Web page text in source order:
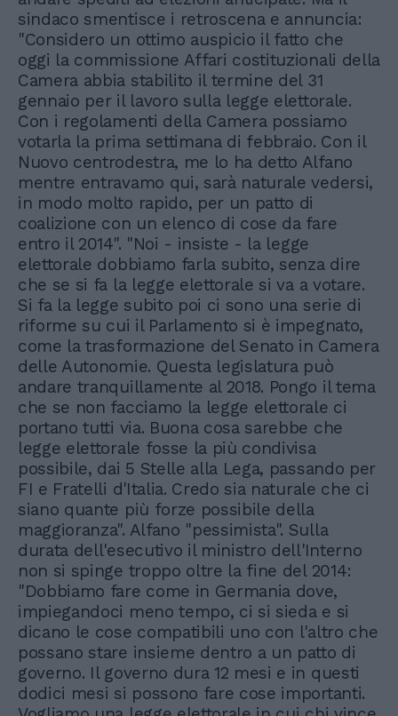
sindaco smentisce i retroscena e annuncia:
"Considero un ottimo auspicio il fatto che
oggi la commissione Affari costituzionali della
Camera abbia stabilito il termine del 31
gennaio per il lavoro sulla legge elettorale.
Con i regolamenti della Camera possiamo
votarla la prima settimana di febbraio. Con il
Nuovo centrodestra, me lo ha detto Alfano
mentre entravamo qui, sarà naturale vedersi,
in modo molto rapido, per un patto di
coalizione con un elenco di cose da fare
entro il 2014". "Noi - insiste - la legge
elettorale dobbiamo farla subito, senza dire
che se si fa la legge elettorale si va a votare.
Si fa la legge subito poi ci sono una serie di
riforme su cui il Parlamento si è impegnato,
come la trasformazione del Senato in Camera
delle Autonomie. Questa legislatura può
andare tranquillamente al 2018. Pongo il tema
che se non facciamo la legge elettorale ci
portano tutti via. Buona cosa sarebbe che
legge elettorale fosse la più condivisa
possibile, dai 5 Stelle alla Lega, passando per
FI e Fratelli d'Italia. Credo sia naturale che ci
siano quante più forze possibile della
maggioranza". Alfano "pessimista". Sulla
durata dell'esecutivo il ministro dell'Interno
non si spinge troppo oltre la fine del 2014:
"Dobbiamo fare come in Germania dove,
impiegandoci meno tempo, ci si sieda e si
dicano le cose compatibili uno con l'altro che
possano stare insieme dentro a un patto di
governo. Il governo dura 12 mesi e in questi
dodici mesi si possono fare cose importanti.